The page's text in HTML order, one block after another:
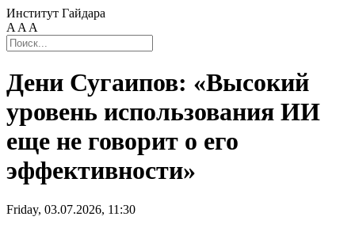
Институт Гайдара
A A A
Дени Сугаипов: «Высокий
уровень использования ИИ
еще не говорит о его
эффективности»
Friday, 03.07.2026, 11:30